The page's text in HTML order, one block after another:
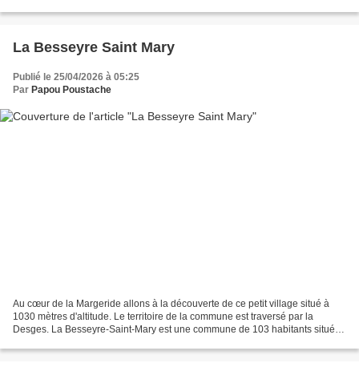
La Besseyre Saint Mary
Publié le 25/04/2026 à 05:25
Par Papou Poustache
Au cœur de la Margeride allons à la découverte de ce petit village situé à
1030 mètres d'altitude. Le territoire de la commune est traversé par la
Desges. La Besseyre-Saint-Mary est une commune de 103 habitants située